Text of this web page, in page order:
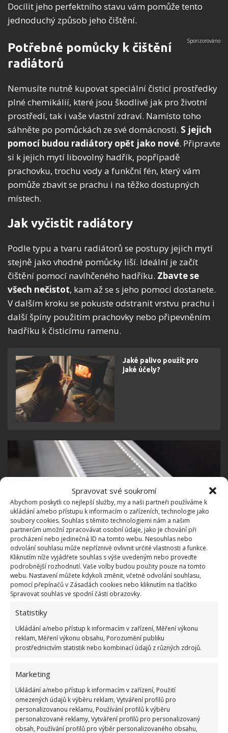
Spravovat své soukromí
Abychom poskytli co nejlepší služby, my a naši partneři používáme k
ukládání a/nebo přístupu k informacím o zařízeních, technologie jako
soubory cookies. Souhlas s těmito technologiemi nám a našim
partnerům umožní zpracovávat osobní údaje, jako je chování při
procházení nebo jedinečná ID na tomto webu. Nesouhlas nebo
odvolání souhlasu může nepříznivě ovlivnit určité vlastnosti a funkce.
Kliknutím níže vyjádřete souhlas s výše uvedeným nebo proveďte
podrobnější rozhodnutí. Vaše volby budou použity pouze na tomto
webu. Nastavení můžete kdykoli změnit, včetně odvolání souhlasu,
pomocí přepínačů v Zásadách cookies nebo kliknutím na tlačítko
Spravovat souhlas ve spodní části obrazovky.
Statistiky
Ukládání a/nebo přístup k informacím v zařízení, Měření výkonu
reklam, Měření výkonu obsahu, Porozumění publiku
prostřednictvím statistik nebo kombinací údajů z různých zdrojů.
Marketing
Ukládání a/nebo přístup k informacím v zařízení, Použití
omezených údajů k výběru reklam, Vytváření profilů pro
personalizovanou reklamu, Používání profilů k výběru
personalizované reklamy, Vytváření profilů pro personalizovaný
obsah, Používání profilů pro výběr personalizovaného obsahu,
Docílit jeho perfektního stavu vám pomůže tento
jednoduchý způsob jeho čištění.
Potřebné pomůcky k čištění
radiátorů
Nemusíte nutně kupovat speciální čisticí prostředky
plné chemikálií, které jsou škodlivé jak pro životní
prostředí, tak i vaše vlastní zdraví. Namísto toho
sáhněte po pomůckách ze své domácnosti. S jejich
pomocí budou radiátory opět jako nové. Připravte
si k jejich mytí libovolný hadřík, popřípadě
prachovku, trochu vody a funkční fén, který vám
pomůže zbavit se prachu i na těžko dostupných
místech.
Jak vyčistit radiátory
Podle typu a tvaru radiátorů se postupy jejich mytí
stejně jako vhodné pomůcky liší. Ideální je začít
čištění pomocí navlhčeného hadříku. Zbavte se
všech nečistot, kam až se s jeho pomocí dostanete.
V dalším kroku se pokuste odstranit vrstvu prachu i
další špíny použitím prachovky nebo připevněním
hadříku k čisticímu ramenu.
Jaké palivo použít pro
jaké účely?
Fotografie: Pixabay
Pokud se nedostanete na všechna místa, sáhněte po
fénu. Díky němu můžete vyfoukat všechny nečistoty i
z těžko dostupných míst.Stačí ho nastavit na
nejvyšší výkon a zamířit. Jakmile máte hotovo,
odvzdušnit. K tomuto účelu slouží postranní ventil.
Zdroj:Domek i Ogrodek